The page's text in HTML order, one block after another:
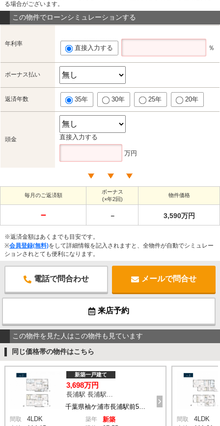
る場合がございます。
この物件でローンシミュレーションする
年利率
直接入力する ％
ボーナス払い
返済年数 35年 30年 25年 20年
頭金 直接入力する
万円
毎月のご返済額
ボーナス
(×年2回)
物件価格
－ － 3,590万円
※返済金額はあくまでも目安です。
※会員登録(無料)をして詳細情報を記入されますと、全物件が自動でシミュレー
ションされとても便利になります。
電話で問合わせ メールで問合せ
来店予約
この物件を見た人はこの物件も見ています
同じ価格帯の物件はこちら
新築一戸建て
3,698万円
間取 4LDK 築年 新築 間取 4LDK